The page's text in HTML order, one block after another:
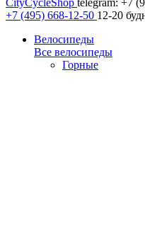
CityCycleShop telegram: +7
+7 (495) 668-12-50 12-20
Велосипеды
Все велосипеды
Горные